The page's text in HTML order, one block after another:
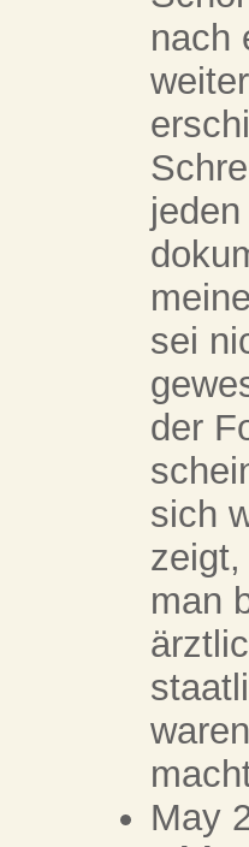
nach
sei
der
sich
man
May